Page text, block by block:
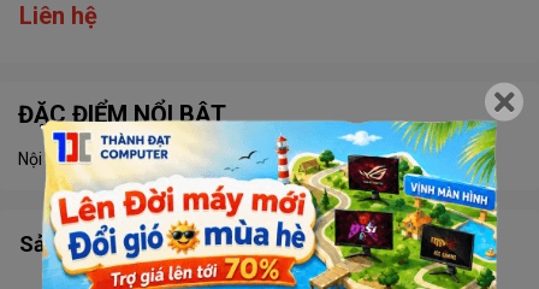
Liên hệ
ĐẶC ĐIỂM NỔI BẬT
Nội dung đang được cập nhật
Sản phẩm tương tự